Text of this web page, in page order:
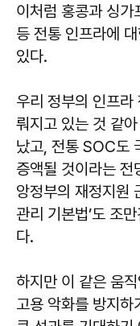
이처럼 홍콩과 싱
등 전통 인프라에
있다.
우리 정부의 인프라
뤄지고 있는 것 같
났고, 전통 SOC도
증액될 것이라는
앙정부의 재정지원
관리 기본법’도 조
다.
하지만 이 같은 움
고용 악화를 방지하